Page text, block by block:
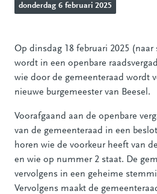
donderdag 6 februari 2025
Op dinsdag 18 februari 2025
wordt in een openbare
wie door de gemeenteraad wordt
nieuwe burgemeester van Beesel.
Voorafgaand aan de openbare
van de gemeenteraad in een
horen wie de voorkeur heeft van
en wie op nummer 2 staat. De
vervolgens in een geheime
Vervolgens maakt de